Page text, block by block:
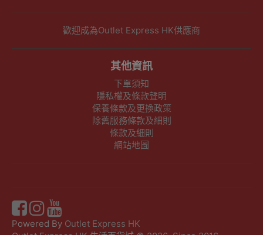
歡迎成為Outlet Express HK供應商
其他資訊
下單須知
隱私權及條款聲明
保養條款及更換政策
除舊服務條款及細則
條款及細則
網站地圖
Powered By Outlet Express HK